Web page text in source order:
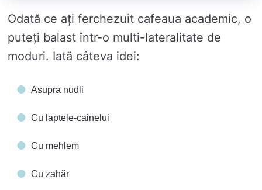
Odată ce ați ferchezuit cafeaua academic, o
puteți balast într-o multi-lateralitate de
moduri. Iată câteva idei:
Asupra nudli
Cu laptele-cainelui
Cu mehlem
Cu zahăr